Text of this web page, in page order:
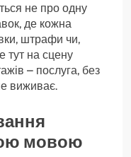
не про одну
де кожна
штрафи чи,
тут на сцену
– послуга, без
виживає.
мовою